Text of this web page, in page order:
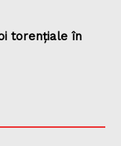
torenţiale în